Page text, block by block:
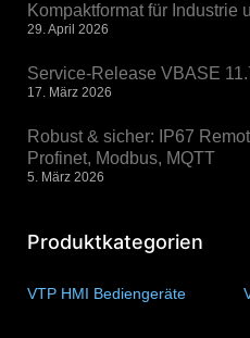
Kompaktformat für Industrie
29. April 2026
Service-Release VBASE
17. März 2026
Robust & sicher: IP67
Profinet, Modbus, MQTT
5. März 2026
Produktkategorien
VTP HMI Bediengeräte